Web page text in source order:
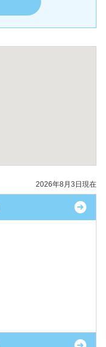
2026年8月3日現在